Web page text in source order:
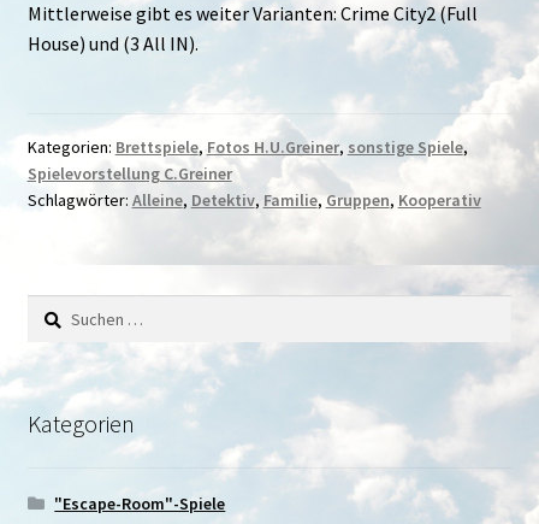
Mittlerweise gibt es weiter Varianten: Crime City2 (Full
House) und (3 All IN).
Kategorien: Brettspiele, Fotos H.U.Greiner, sonstige Spiele,
Spielevorstellung C.Greiner
Schlagwörter: Alleine, Detektiv, Familie,Gruppen, Kooperativ
Suchen
nach:
Kategorien
"Escape-Room"-Spiele